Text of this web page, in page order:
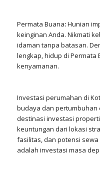
Permata Buana:Hunian
keinginan Anda. Nikmati
idaman tanpa batasan.
lengkap, hidup di Permata
kenyamanan.
Investasi perumahan di
budaya dan pertumbuhan
destinasi investasi
keuntungan dari lokasi
fasilitas, dan potensi sewa
adalah investasi masa